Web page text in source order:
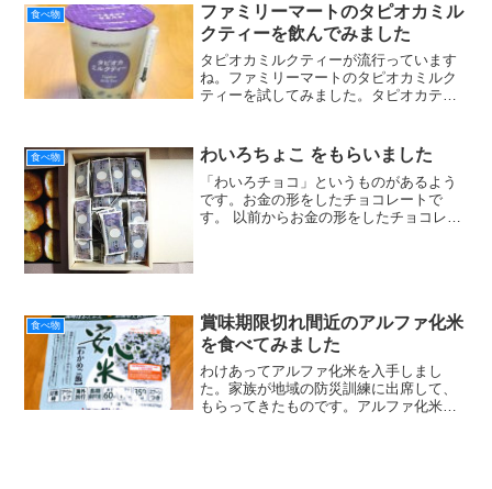
食べ物
ファミリーマートのタピオカミル
クティーを飲んでみました
タピオカミルクティーが流行っています
ね。ファミリーマートのタピオカミルク
ティーを試してみました。タピオカティ
ないけど飲んでみたい」 「タピオカのお
店は若い女性ばかりので...
食べ物 わいろちょこ をもらいました
「わいろチョコ」というものがあるよう
です。お金の形をしたチョコレートで
す。 以前からお金の形をしたチョコレー
食べ物
賞味期限切れ間近のアルファ化米
を食べてみました
わけあってアルファ化米を入手しまし
た。家族が地域の防災訓練に出席して、
もらってきたものです。アルファ化米は